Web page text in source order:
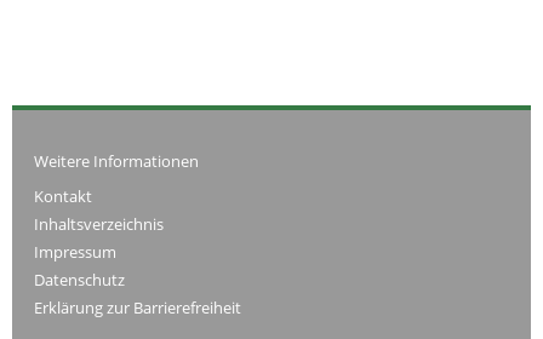
Weitere Informationen
Kontakt
Inhaltsverzeichnis
Impressum
Datenschutz
Erklärung zur Barrierefreiheit